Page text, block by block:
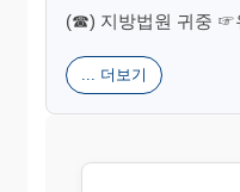
(☎) 지방법원 귀중 ☞
... 더보기